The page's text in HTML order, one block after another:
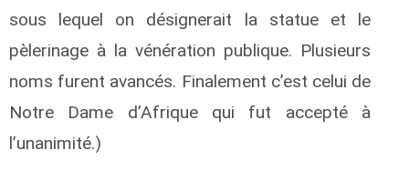
sous lequel on désignerait la statue et le
pèlerinage à la vénération publique. Plusieurs
noms furent avancés. Finalement c’est celui de
Notre Dame d’Afrique qui fut accepté à
l’unanimité.)